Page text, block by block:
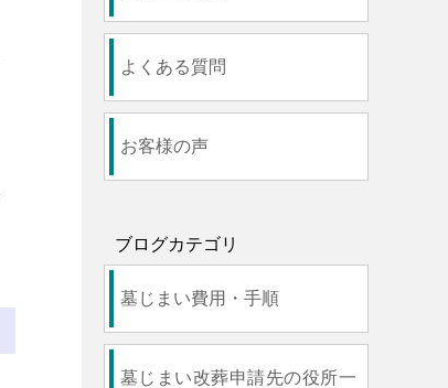
よくある質問
お客様の声
ブログカテゴリ
墓じまい費用・手順
墓じまい改葬申請先の役所一